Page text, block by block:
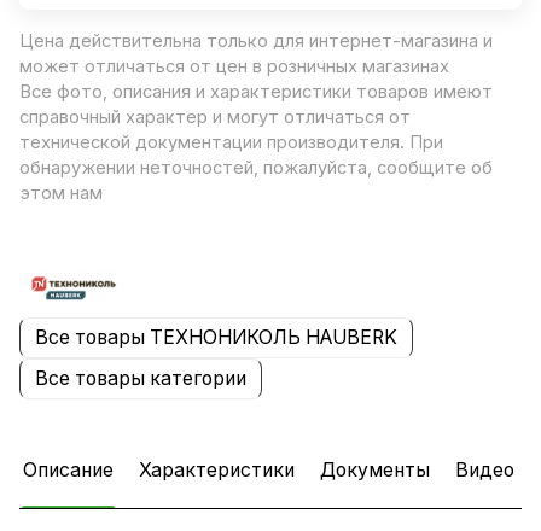
Цена действительна только для интернет-магазина и
может отличаться от цен в розничных магазинах
Все фото, описания и характеристики товаров имеют
справочный характер и могут отличаться от
технической документации производителя. При
обнаружении неточностей, пожалуйста, сообщите об
этом нам
Все товары ТЕХНОНИКОЛЬ HAUBERK
Все товары категории
Описание Характеристики Документы Видео